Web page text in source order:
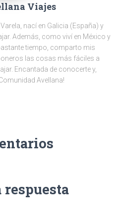
Viajes
nací en Galicia (España) y
Además, como viví en México y
tiempo, comparto mis
las cosas más fáciles a
Encantada de conocerte y,
Avellana!
respuesta